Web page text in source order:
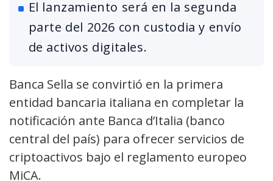
El lanzamiento será en la segunda
parte del 2026 con custodia y envío
de activos digitales.
Banca Sella se convirtió en la primera
entidad bancaria italiana en completar la
notificación ante Banca d’Italia (banco
central del país) para ofrecer servicios de
criptoactivos bajo el reglamento europeo
MiCA.